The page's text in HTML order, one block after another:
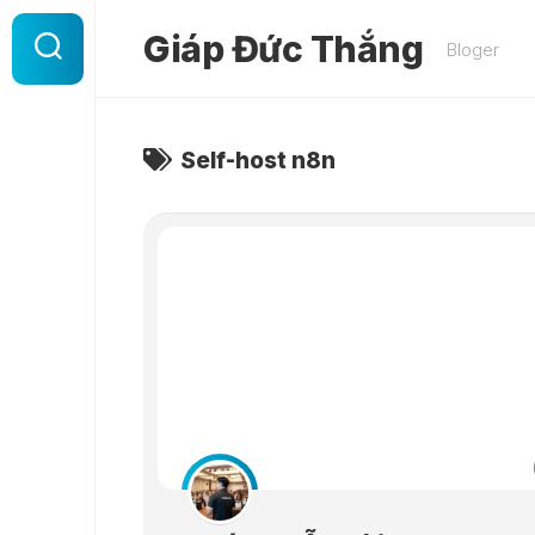
Skip
content
Giáp Đức Thắng Bloger
Self-host n8n